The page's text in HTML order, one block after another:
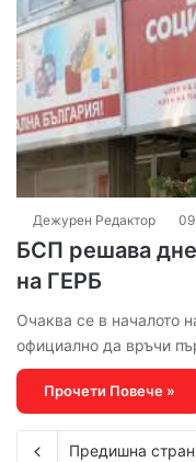
Дежурен Редактор
БСП решава
на ГЕРБ
Очаква се в началото
официално да връчи
Прочети Повече »
Предишна